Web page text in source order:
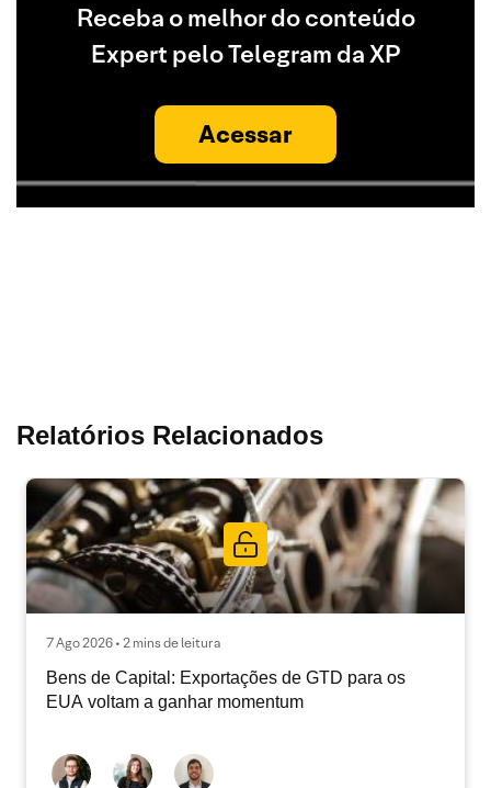
Receba o melhor do conteúdo
Expert pelo Telegram da XP
Acessar
Relatórios Relacionados
7 Ago 2026 • 2 mins de leitura
Bens de Capital: Exportações de GTD para os
EUA voltam a ganhar momentum